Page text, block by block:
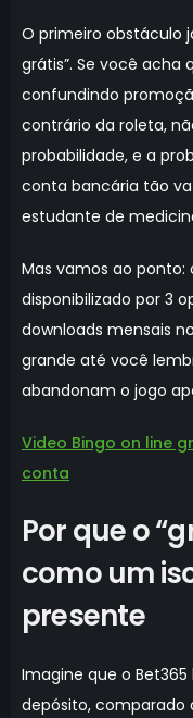
O primeiro obstáculo
grátis”. Se você acha
confundindo
contrário da roleta,
probabilidade, e a
conta bancária tão
estudante de
Mas vamos ao ponto:
disponibilizado por 3
downloads mensais
grande até você
abandonam o jogo
Video Bingo on line
conta
Por que o
como um
presente
Imagine que o Bet365
depósito, comparado